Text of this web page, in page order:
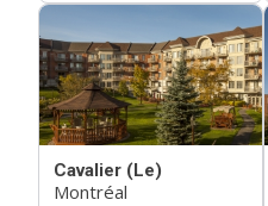
Cavalier (Le)
Montréal